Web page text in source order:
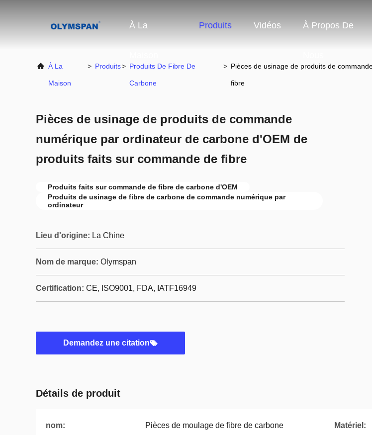
À La Produits Vidéos À Propos De
À La
Maison
> Produits> Produits De Fibre De
Carbone
> Pièces de usinage de produits de
fibre
Pièces de usinage de produits de commande
numérique par ordinateur de carbone d'OEM de
produits faits sur commande de fibre
Produits faits sur commande de fibre de carbone d'OEM
Produits de usinage de fibre de carbone de commande numérique par
ordinateur
Lieu d'origine: La Chine
Nom de marque: Olymspan
Certification: CE, ISO9001, FDA, IATF16949
Demandez une citation
Détails de produit
nom: Pièces de moulage de fibre de carbone Matériel: